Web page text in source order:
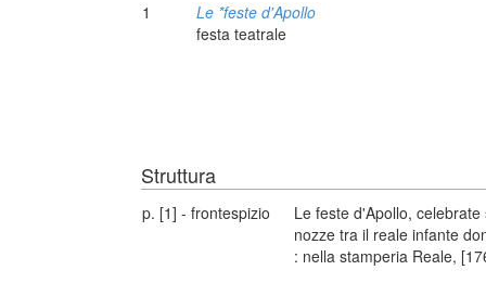
1
Le *feste d'Apollo
festa teatrale
Struttura
p. [1] - frontespizio
Le feste d'Apollo,
nozze tra il reale infante
: nella stamperia Reale,